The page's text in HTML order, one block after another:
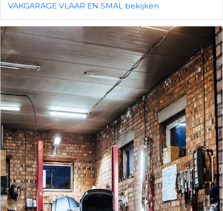
VAKGARAGE VLAAR EN SMAL bekijken